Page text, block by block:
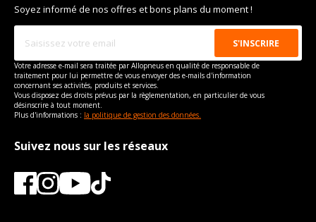
Soyez informé de nos offres et bons plans du moment !
Votre adresse e-mail sera traitée par Allopneus en qualité de responsable de
traitement pour lui permettre de vous envoyer des e-mails d'information
concernant ses activités, produits et services.
Vous disposez des droits prévus par la règlementation, en particulier de vous
désinscrire à tout moment.
Plus d'informations : la politique de gestion des données.
Suivez nous sur les réseaux